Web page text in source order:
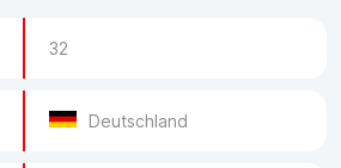
32
Deutschland